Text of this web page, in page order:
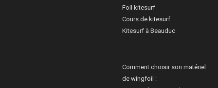
Foil kitesurf
Cours de kitesurf
Kitesurf à Beauduc
Comment choisir son matériel
de wingfoil :